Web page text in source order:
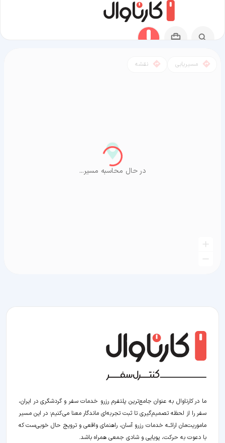
مسیریابی نقشه
در حال محاسبه مسیر...
ما در کارناوال به عنوان جامع‌ترین پلتفرم رزرو خدمات سفر و گردشگری در ایران،
سفر را از لحظه‌ تصمیم‌گیری تا ثبت تجربه‌ای ماندگار معنا می‌کنیم؛ در این مسیر‍
ماموریت‌مان اراﺋــﻪ خدمات رزرو آسان، راهنمای واقعی و ترویج حال خوبی‌ست که
با دعوت به حرکت، پویایی و شادی جمعی همراه باشد.